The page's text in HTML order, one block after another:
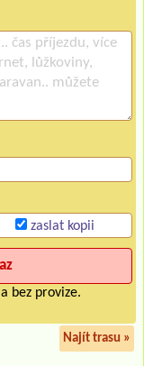
zaslat kopii
bez provize.
Najít trasu »